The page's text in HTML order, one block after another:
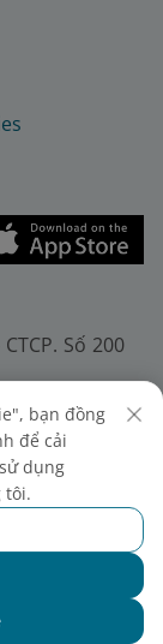
Số 200
(+84-24)
mã số
đầu ngày
10 ngày
phố Hà Nội.
bạn đồng
để cải
dụng
tôi.